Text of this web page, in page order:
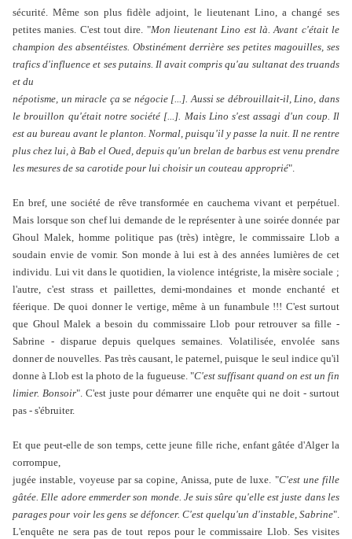
sécurité. Même son plus fidèle adjoint, le lieutenant Lino, a changé ses
petites manies. C'est tout dire. "Mon lieutenant Lino est là. Avant c'était le
champion des absentéistes. Obstinément derrière ses petites magouilles, ses
trafics d'influence et ses putains. Il avait compris qu'au sultanat des truands
et du
népotisme, un miracle ça se négocie [...]. Aussi se débrouillait-il, Lino, dans
le brouillon qu'était notre société [...]. Mais Lino s'est assagi d'un coup. Il
est au bureau avant le planton. Normal, puisqu'il y passe la nuit. Il ne rentre
plus chez lui, à Bab el Oued, depuis qu'un brelan de barbus est venu prendre
les mesures de sa carotide pour lui choisir un couteau approprié".
En bref, une société de rêve transformée en cauchema vivant et perpétuel.
Mais lorsque son chef lui demande de le représenter à une soirée donnée par
Ghoul Malek, homme politique pas (très) intègre, le commissaire Llob a
soudain envie de vomir. Son monde à lui est à des années lumières de cet
individu. Lui vit dans le quotidien, la violence intégriste, la misère sociale ;
l'autre, c'est strass et paillettes, demi-mondaines et monde enchanté et
féerique. De quoi donner le vertige, même à un funambule !!! C'est surtout
que Ghoul Malek a besoin du commissaire Llob pour retrouver sa fille -
Sabrine - disparue depuis quelques semaines. Volatilisée, envolée sans
donner de nouvelles. Pas très causant, le paternel, puisque le seul indice qu'il
donne à Llob est la photo de la fugueuse. "C'est suffisant quand on est un fin
limier. Bonsoir". C'est juste pour démarrer une enquête qui ne doit - surtout
pas - s'ébruiter.
Et que peut-elle de son temps, cette jeune fille riche, enfant gâtée d'Alger la
corrompue,
jugée instable, voyeuse par sa copine, Anissa, pute de luxe. "C'est une fille
gâtée. Elle adore emmerder son monde. Je suis sûre qu'elle est juste dans les
parages pour voir les gens se défoncer. C'est quelqu'un d'instable, Sabrine".
L'enquête ne sera pas de tout repos pour le commissaire Llob. Ses visites